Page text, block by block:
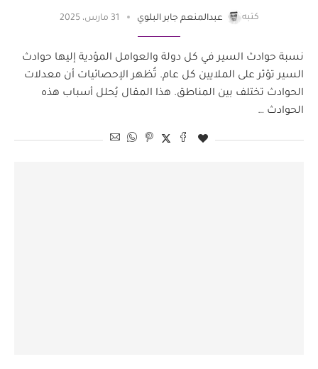
كتبه عبدالمنعم جابر البلوي 31 مارس، 2025
نسبة حوادث السير في كل دولة والعوامل المؤدية إليها حوادث
السير تؤثر على الملايين كل عام. تُظهر الإحصائيات أن معدلات
الحوادث تختلف بين المناطق. هذا المقال يُحلل أسباب هذه
الحوادث …